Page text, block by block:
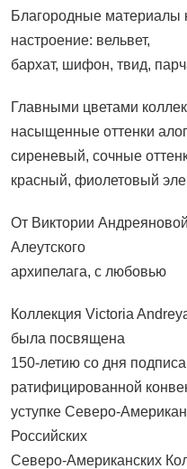
Благородные материалы
настроение: вельвет,
бархат, шифон, твид,
Главными цветами
насыщенные оттенки
сиреневый, сочные
красный, фиолетовый
От Виктории
Алеутского
архипелага, с любовью
Коллекция Victoria
была посвящена
150-летию со дня
ратифицированной
уступке Северо-
Российских
Северо-Американских